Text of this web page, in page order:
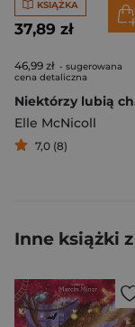
KSIĄŻKA
37,89 zł
46,99 zł - sugerowana
cena detaliczna
Elle McNicoll
7,0 (8)
Inne książki